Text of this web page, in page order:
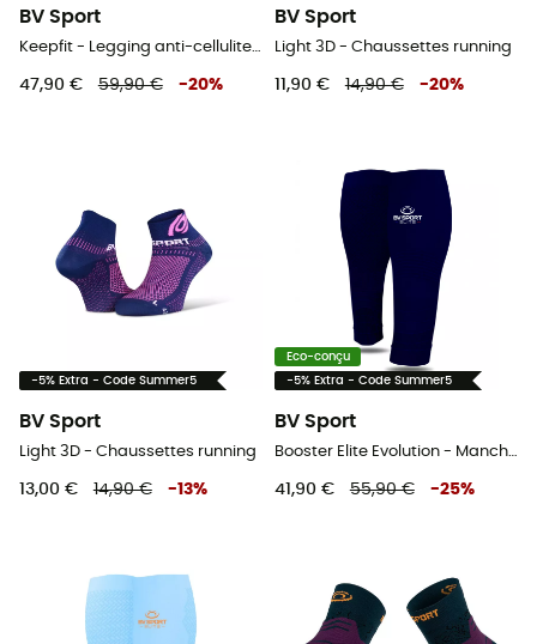
BV Sport
Keepfit - Legging anti-cellulite femme
47,90 € 59,90 € -20%
BV Sport
Light 3D - Chaussettes running
11,90 € 14,90 € -20%
-5% Extra - Code Summer5
BV Sport
Light 3D - Chaussettes running
13,00 € 14,90 € -13%
Eco-conçu
-5% Extra - Code Summer5
BV Sport
Booster Elite Evolution - Manchons de compression
41,90 € 55,90 € -25%